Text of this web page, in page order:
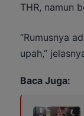
THR, namun
“Rumusnya
upah,”
Baca Juga: